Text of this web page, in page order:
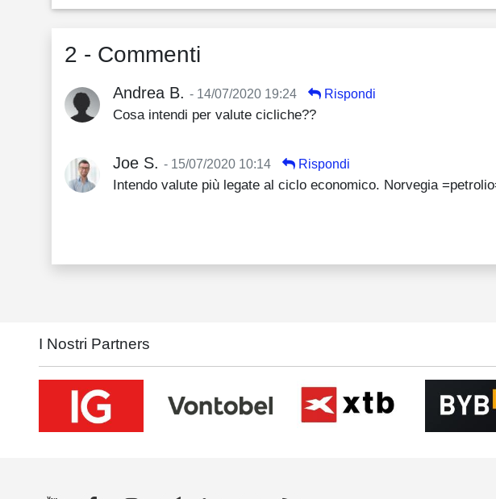
2 - Commenti
Andrea B. - 14/07/2020 19:24 Rispondi
Cosa intendi per valute cicliche??
Joe S. - 15/07/2020 10:14 Rispondi
Intendo valute più legate al ciclo economico. Norvegia
I Nostri Partners